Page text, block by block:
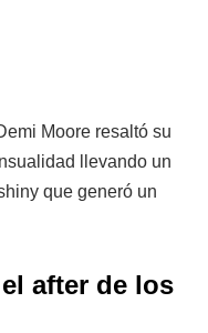
Moore resaltó su
llevando un
que generó un
after de los